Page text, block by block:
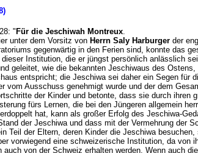
" Für die Jeschiwah Montreux.
unter dem Vorsitz von Herrn Saly Harburger der
gegenwärtig in den Ferien sind, konnte das
Institution, die er jüngst persönlich anlässlich
geleitet, wie die bekannten Jeschiwaus des
entspricht; die Jeschiwa sei daher ein Segen
vom Ausschuss genehmigt wurde und der dem
der Kinder und betonte, dass sie durch ihren
fürs Lernen, die bei den Jüngeren allgemein
hat, kann als großer Erfolg des Jeschiwa-
der Jeschiwa und dass mit der Vermehrung der
Teil der Eltern, deren Kinder die Jeschiwa
vorwiegend eine schweizerische Institution, da von
von der Schweiz erhalten werden. Wenn auch